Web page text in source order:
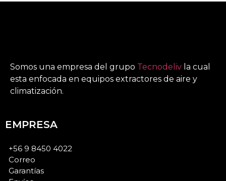
Somos una empresa del grupo Tecnodeliv la cual
esta enfocada en equipos extractores de aire y
climatización.
EMPRESA
+56 9 8450 4022
Correo
Garantías